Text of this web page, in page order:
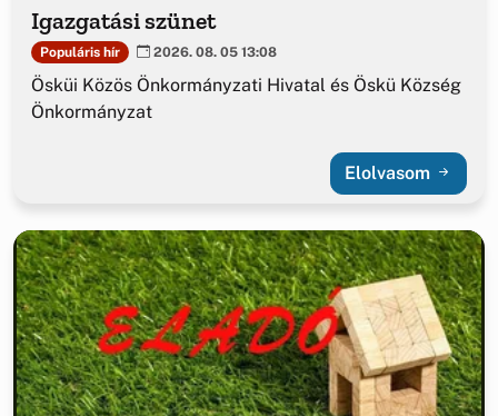
Igazgatási szünet
Populáris hír 2026. 08. 05 13:08
Ösküi Közös Önkormányzati Hivatal és Öskü Község
Önkormányzat
Elolvasom